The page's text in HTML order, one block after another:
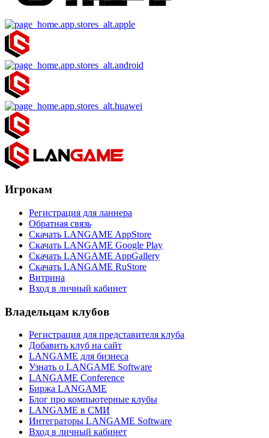
Игрокам
Регистрация для ланнера
Обратная связь
Скачать LANGAME AppStore
Скачать LANGAME Google Play
Скачать LANGAME AppGallery
Скачать LANGAME RuStore
Витрина
Вход в личный кабинет
Владельцам клубов
Регистрация для представителя клуба
Добавить клуб на сайт
LANGAME для бизнеса
Узнать о LANGAME Software
LANGAME Conference
Биржа LANGAME
Блог про компьютерные клубы
LANGAME в СМИ
Интеграторы LANGAME Software
Вход в личный кабинет